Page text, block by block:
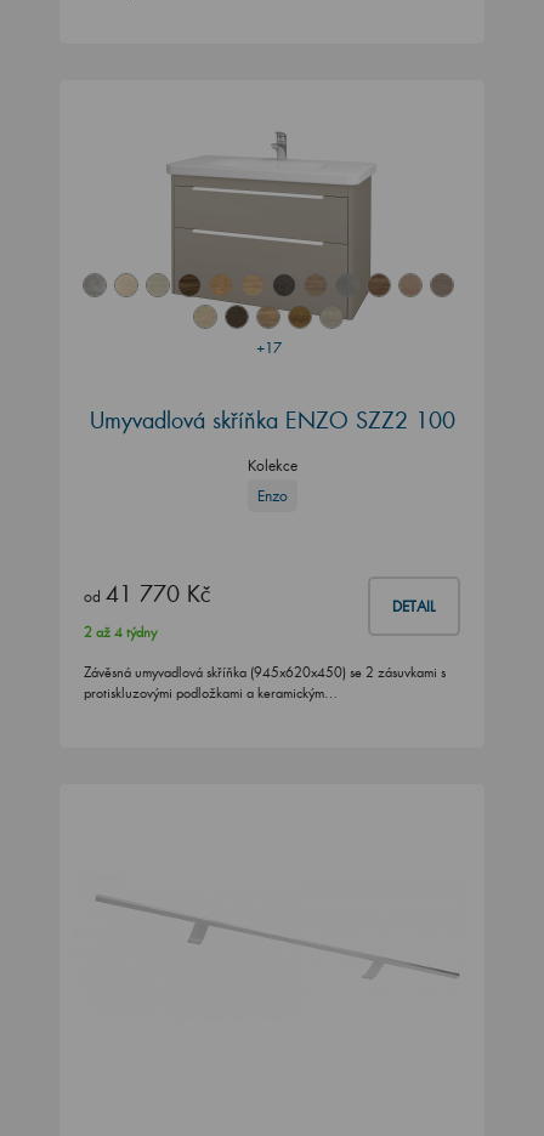
+17
Umyvadlová skříňka ENZO SZZ2 100
Kolekce
Enzo
od 41 770 Kč DETAIL
2 až 4 týdny
Závěsná umyvadlová skříňka (945x620x450) se 2 zásuvkami s
protiskluzovými podložkami a keramickým…